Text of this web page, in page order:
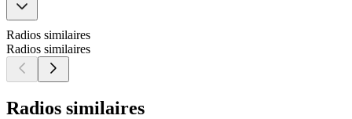
Radios similaires
Radios similaires
Radios similaires